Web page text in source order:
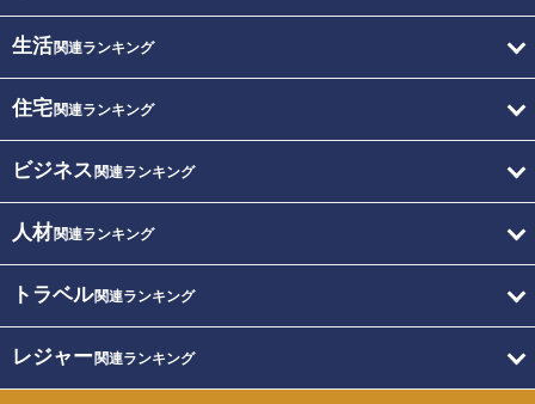
生活関連ランキング
住宅関連ランキング
ビジネス 関連ランキング
人材関連ランキング
トラベル関連ランキング
レジャー関連ランキング